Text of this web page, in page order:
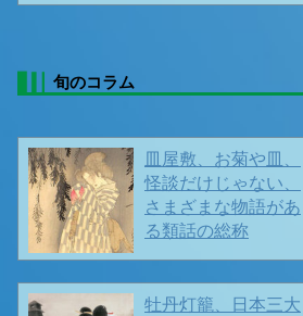
❄️寒中お見舞い、です❤️ ❄️
春よ来い、早く来い❣️
旬のコラム
皿屋敷、お菊や皿、
怪談だけじゃない、
さまざまな物語があ
る類話の総称
牡丹灯籠、日本三大